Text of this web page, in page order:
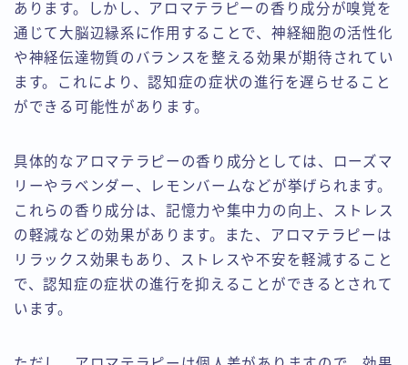
あります。しかし、アロマテラピーの香り成分が嗅覚を
通じて大脳辺縁系に作用することで、神経細胞の活性化
や神経伝達物質のバランスを整える効果が期待されてい
ます。これにより、認知症の症状の進行を遅らせること
ができる可能性があります。
具体的なアロマテラピーの香り成分としては、ローズマ
リーやラベンダー、レモンバームなどが挙げられます。
これらの香り成分は、記憶力や集中力の向上、ストレス
の軽減などの効果があります。また、アロマテラピーは
リラックス効果もあり、ストレスや不安を軽減すること
で、認知症の症状の進行を抑えることができるとされて
います。